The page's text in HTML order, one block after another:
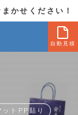
かせください！
自動見積
ットPP貼り